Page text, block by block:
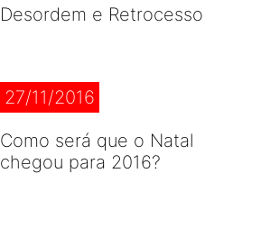
Desordem e Retrocesso
27/11/2016
Como será que o Natal
chegou para 2016?